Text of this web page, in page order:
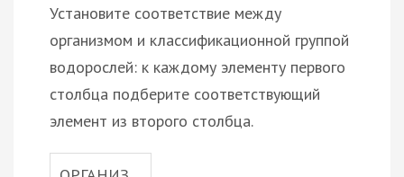
Установите соответствие между
организмом и классификационной группой
водорослей: к каждому элементу первого
столбца подберите соответствующий
элемент из второго столбца.